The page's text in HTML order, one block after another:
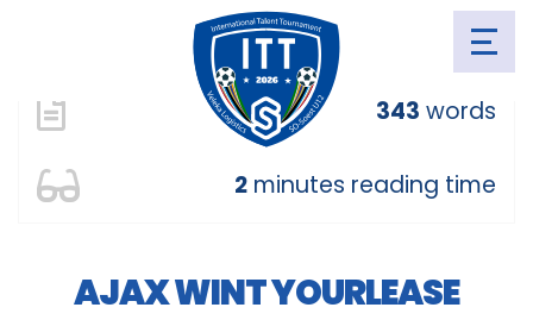
Monday 11 juni 2023
343 words
2 minutes reading time
AJAX WINT YOURLEASE